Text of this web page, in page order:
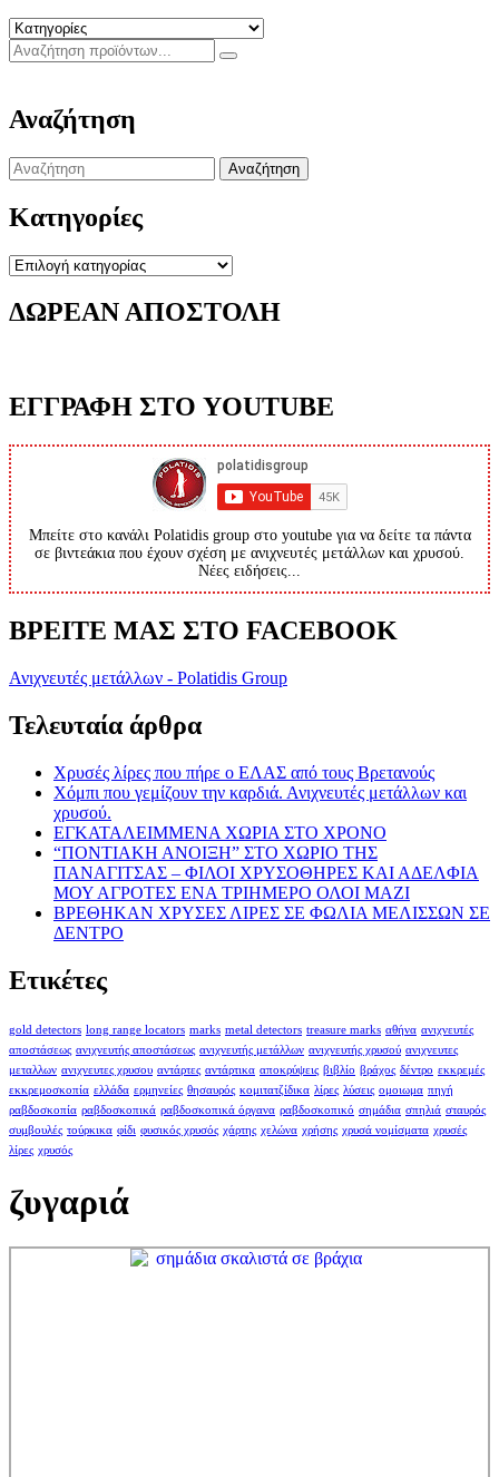
Αναζήτηση
Search
for:
Κατηγορίες
Κατηγορίες
ΔΩΡΕΑΝ ΑΠΟΣΤΟΛΗ
ΕΓΓΡΑΦΗ ΣΤΟ YOUTUBE
Μπείτε στο κανάλι Polatidis group στο youtube για να δείτε τα πάντα
σε βιντεάκια που έχουν σχέση με ανιχνευτές μετάλλων και χρυσού.
Νέες ειδήσεις...
ΒΡΕΙΤΕ ΜΑΣ ΣΤΟ FACEBOOK
Ανιχνευτές μετάλλων - Polatidis Group
Τελευταία άρθρα
Χρυσές λίρες που πήρε ο ΕΛΑΣ από τους Βρετανούς
Χόμπι που γεμίζουν την καρδιά. Ανιχνευτές μετάλλων και
χρυσού.
ΕΓΚΑΤΑΛΕΙΜΜΕΝΑ ΧΩΡΙΑ ΣΤΟ ΧΡΟΝΟ
“ΠΟΝΤΙΑΚΗ ΑΝΟΙΞΗ” ΣΤΟ ΧΩΡΙΟ ΤΗΣ
ΠΑΝΑΓΙΤΣΑΣ – ΦΙΛΟΙ ΧΡΥΣΟΘΗΡΕΣ ΚΑΙ ΑΔΕΛΦΙΑ
ΜΟΥ ΑΓΡΟΤΕΣ ΕΝΑ ΤΡΙΗΜΕΡΟ ΟΛΟΙ ΜΑΖΙ
ΒΡΕΘΗΚΑΝ ΧΡΥΣΕΣ ΛΙΡΕΣ ΣΕ ΦΩΛΙΑ ΜΕΛΙΣΣΩΝ ΣΕ
ΔΕΝΤΡΟ
Ετικέτες
gold detectors long range locators marks metal detectors treasure marks αθήνα ανιχνευτές
αποστάσεως ανιχνευτής αποστάσεως ανιχνευτής μετάλλων ανιχνευτής χρυσού ανιχνευτες
μεταλλων ανιχνευτες χρυσου αντάρτες αντάρτικα αποκρύψεις βιβλίο βράχος δέντρο εκκρεμές
εκκρεμοσκοπία ελλάδα ερμηνείες θησαυρός κομιτατζίδικα λίρες λύσεις ομοιωμα πηγή
ραβδοσκοπία ραβδοσκοπικά ραβδοσκοπικά όργανα ραβδοσκοπικό σημάδια σπηλιά σταυρός
συμβουλές τούρκικα φίδι φυσικός χρυσός χάρτης χελώνα χρήσης χρυσά νομίσματα χρυσές
λίρες χρυσός
ζυγαριά